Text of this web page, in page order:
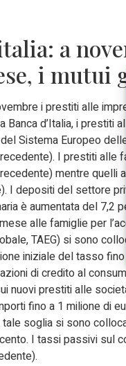
a
i mutui
i prestiti alle
Banca d’Italia, i prestiti
Sistema Europeo
I prestiti alle
mentre quelli
I depositi del settore
è aumentata del 7,2
alle famiglie per
TAEG) si sono
iniziale del tasso
di credito al
nuovi prestiti alle
fino a 1 milione di
tale soglia si sono
I tassi passivi sul